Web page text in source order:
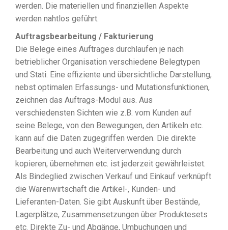
werden. Die materiellen und finanziellen Aspekte
werden nahtlos geführt.
Auftragsbearbeitung / Fakturierung
Die Belege eines Auftrages durchlaufen je nach
betrieblicher Organisation verschiedene Belegtypen
und Stati. Eine effiziente und übersichtliche Darstellung,
nebst optimalen Erfassungs- und Mutationsfunktionen,
zeichnen das Auftrags-Modul aus. Aus
verschiedensten Sichten wie z.B. vom Kunden auf
seine Belege, von den Bewegungen, den Artikeln etc.
kann auf die Daten zugegriffen werden. Die direkte
Bearbeitung und auch Weiterverwendung durch
kopieren, übernehmen etc. ist jederzeit gewährleistet.
Als Bindeglied zwischen Verkauf und Einkauf verknüpft
die Warenwirtschaft die Artikel-, Kunden- und
Lieferanten-Daten. Sie gibt Auskunft über Bestände,
Lagerplätze, Zusammensetzungen über Produktesets
etc. Direkte Zu- und Abgänge, Umbuchungen und